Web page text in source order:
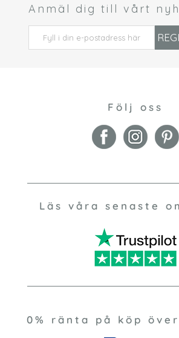
Anmäl dig till vårt
Följ oss
Läs våra senaste
0% ränta på köp